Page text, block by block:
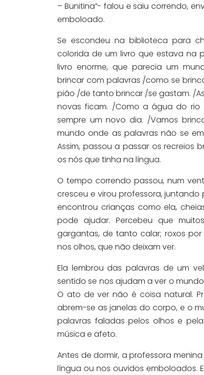
– Bunitina”- falou e saiu correndo,
emboloado.
Se escondeu na biblioteca para
colorida de um livro que estava na
livro enorme, que parecia um
brincar com palavras /como se
pião /de tanto brincar /se gastam. /
novas ficam. /Como a água do
sempre um novo dia. /Vamos
mundo onde as palavras não se
Assim, passou a passar os recreios
os nós que tinha na língua.
O tempo correndo passou, num
cresceu e virou professora, juntando
encontrou crianças como ela,
pode ajudar. Percebeu que
gargantas, de tanto calar; roxos
nos olhos, que não deixam ver.
Ela lembrou das palavras de um
sentido se nos ajudam a ver o
O ato de ver não é coisa natural.
abrem-se as janelas do corpo, e o
palavras faladas pelos olhos e
música e afeto.
Antes de dormir, a professora
língua ou nos ouvidos emboloados.